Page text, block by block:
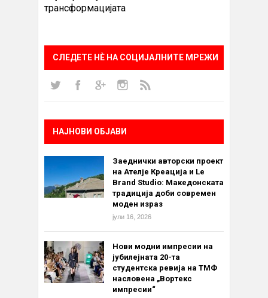
трансформацијата
СЛЕДЕТЕ НÈ НА СОЦИЈАЛНИТЕ МРЕЖИ
НАЈНОВИ ОБЈАВИ
Заеднички авторски проект
на Ателје Креација и Le
Brand Studio: Македонската
традиција доби современ
моден израз
јули 16, 2026
Нови модни импресии на
јубилејната 20-та
студентска ревија на ТМФ
насловена „Вортекс
импресии“